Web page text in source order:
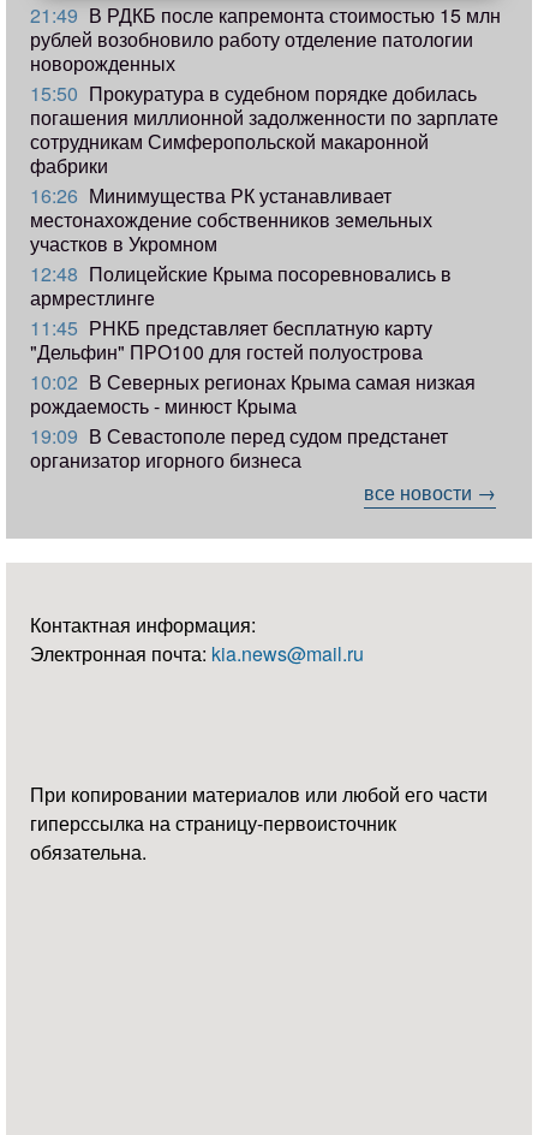
21:49 В РДКБ после капремонта стоимостью 15 млн
рублей возобновило работу отделение патологии
новорожденных
15:50 Прокуратура в судебном порядке добилась
погашения миллионной задолженности по зарплате
сотрудникам Симферопольской макаронной
фабрики
16:26 Минимущества РК устанавливает
местонахождение собственников земельных
участков в Укромном
12:48 Полицейские Крыма посоревновались в
армрестлинге
11:45 РНКБ представляет бесплатную карту
"Дельфин" ПРО100 для гостей полуострова
10:02 В Северных регионах Крыма самая низкая
рождаемость - минюст Крыма
19:09 В Севастополе перед судом предстанет
организатор игорного бизнеса
все новости →
Контактная информация:
Электронная почта: kia.news@mail.ru
При копировании материалов или любой его части
гиперссылка на страницу-первоисточник
обязательна.